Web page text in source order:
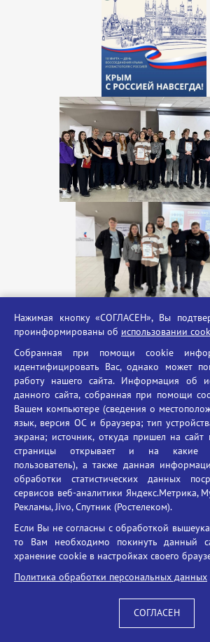
Встреча с
Отечественной
Гусевым
24 февраля в год 80-летия Великой
над немецко-фашистскими
Отечества состоялась памятная и очень
поколения встреча с почетным гостем,
Отечественной войны – Юрием
Родился и вырос Ю.Н. Гусев в г.
2. В 1941 году, когда Новозыбков
15 лет. В 1943 году ушёл служить в
телефонистом, минометчиком,
Нажимая кнопку «СОГЛАСЕН», Вы
проинформированы об использовании
Собранная при помощи cookie
идентифицировать Вас, однако может
работу нашего сайта. Информация об
данного сайта, собранная при помощи
Вашем компьютере (сведения о
язык, версия ОС и браузера; тип
экрана; источник, откуда пришел на сайт
страницы открывает и на какие
пользователь), а также данная
обработки статистических данных
сервисов веб-аналитики Яндекс.Метрика,
Рекламы, Jivo, Спутник (Ростелеком).
Если Вы не согласны с обработкой
то Вам необходимо покинуть данный
хранение cookie в настройках своего
Политика обработки персональных данных
СОГЛАСЕН